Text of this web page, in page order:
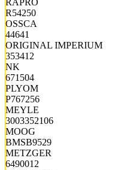
R54250
OSSCA
44641
ORIGINAL IMPERIUM
353412
NK
671504
PLYOM
P767256
MEYLE
3003352106
MOOG
BMSB9529
METZGER
6490012